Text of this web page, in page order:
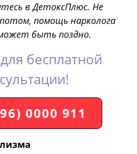
в ДетоксПлюс. Не
помощь нарколога
быть поздно.
бесплатной
0000 911